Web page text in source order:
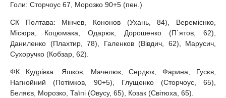
Голи: Сторчоус 67, Морозко 90+5 (пен.)
СК Полтава: Мінчев, Кононов (Ухань, 84), Веремієнко,
Місюра, Коцюмака, Одарюк, Дорошенко (П`ятов, 62),
Даниленко (Плахтир, 78), Галенков (Вівдич, 62), Марусич,
Сухоручко (Кобзар, 62).
ФК Кудрівка: Яшков, Мачелюк, Сердюк, Фарина, Гусєв,
Нагнойний (Потімков, 90+5), Глущенко (Сторчоус, 65),
Беляєв, Морозко, Таїпі (Овусу, 65), Козак (Світюха, 65).